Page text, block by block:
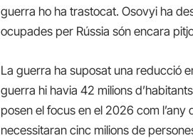
guerra ho ha trastocat. Osovyi ha
ocupades per Rússia són encara
La guerra ha suposat una reducció
guerra hi havia 42 milions
posen el focus en el 2026 com
necessitaran cinc milions de